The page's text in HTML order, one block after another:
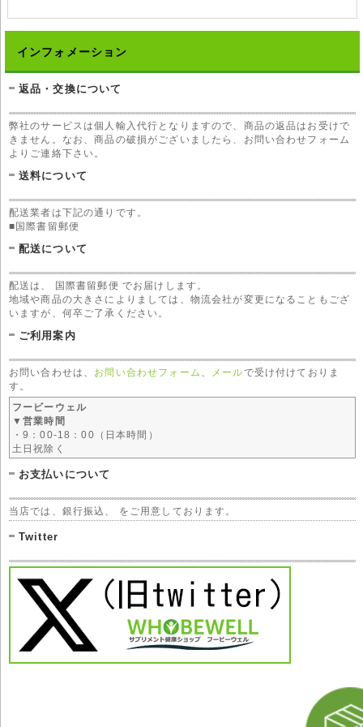
インフォメーション
返品・交換について
弊社のサービスは個人輸入代行となりますので、商品の返品はお受けで
きません。なお、商品の破損がございましたら、お問い合わせフォーム
よりご連絡下さい。
送料について
配送業者は下記の通りです。
■国際書留郵便
配送について
配送は、 国際書留郵便 でお届けします。
地域や商品の大きさによりましては、物流会社が変更になることもござ
いますが、何卒ご了承ください。
ご利用案内
お問い合わせは、 お問い合わせフォーム メールで受け付けておりま
す。
フービーウェル
▼営業時間
・9：00-18：00（日本時間）
土日祝除く
お支払いについて
当店では、銀行振込、 をご用意しております。
Twitter